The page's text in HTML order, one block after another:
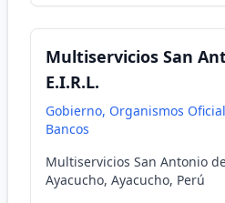
Multiservicios San
E.I.R.L.
Gobierno, Organismos
Bancos
Multiservicios San Antonio
Ayacucho, Ayacucho, Perú